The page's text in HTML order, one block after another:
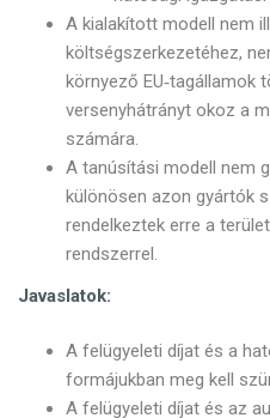
A kialakított modell nem
költségszerkezetéhez,
környező EU‑tagállamok
versenyhátrányt okoz a
számára.
A tanúsítási modell nem
különösen azon gyártók
rendelkeztek erre a
rendszerrel.
Javaslatok:
A felügyeleti díjat és a
formájukban meg kell
A felügyeleti díjat és az